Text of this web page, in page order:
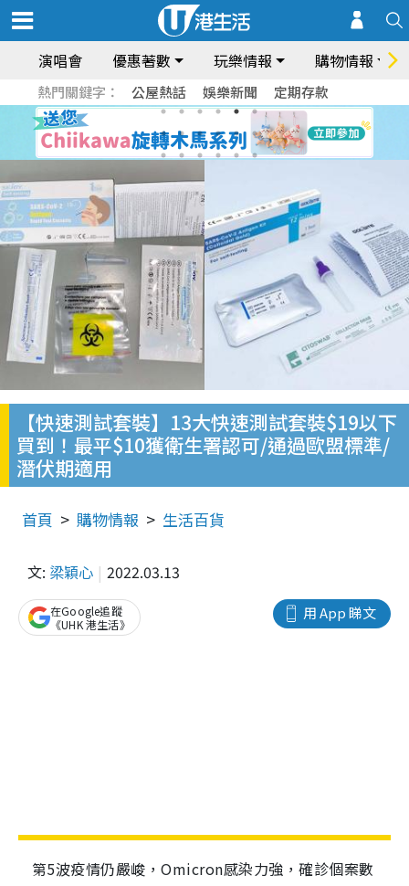
演唱會 優惠著數 玩樂情報 購物情報
熱門關鍵字： 公屋熱話 娛樂新聞 定期存款
【快速測試套裝】13大快速測試套裝$19以下
買到！最平$10獲衛生署認可/通過歐盟標準/
潛伏期適用
首頁 購物情報 生活百貨
文: 梁穎心 2022.03.13
用 App 睇文
在Google追蹤
《UHK 港生活》
第5波疫情仍嚴峻，Omicron感染力強，確診個案數